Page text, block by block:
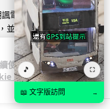
使用
政
電動車車主患有「里
並重申已廢除電動車強
文
🎵 ⛶
📖 文字版訪問 →